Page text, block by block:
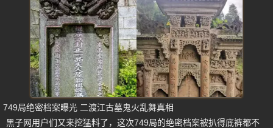
749局绝密档案曝光 二渡江古墓鬼火乱舞真相
黑子网用户们又来挖猛料了，这次749局的绝密档案被扒得底裤都不